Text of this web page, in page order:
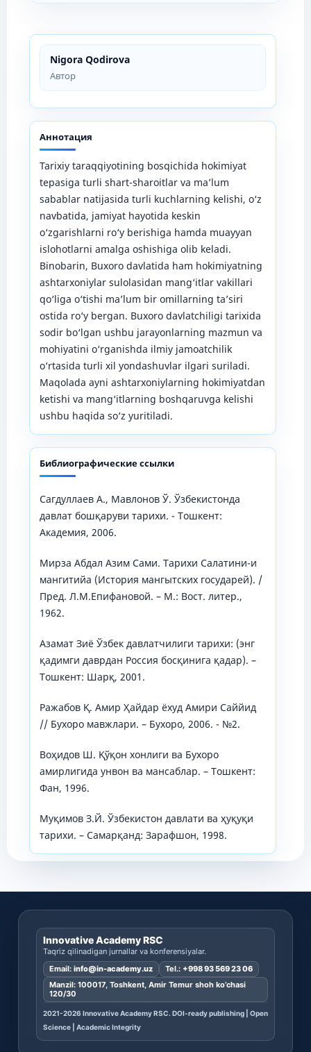
Nigora Qodirova
Автор
Аннотация
Tarixiy taraqqiyotining bosqichida hokimiyat
tepasiga turli shart-sharoitlar va ma’lum
sabablar natijasida turli kuchlarning kelishi, o‘z
navbatida, jamiyat hayotida keskin
o‘zgarishlarni ro‘y berishiga hamda muayyan
islohotlarni amalga oshishiga olib keladi.
Binobarin, Buxoro davlatida ham hokimiyatning
ashtarxoniylar sulolasidan mang‘itlar vakillari
qo‘liga o‘tishi ma’lum bir omillarning ta’siri
ostida ro‘y bergan. Buxoro davlatchiligi tarixida
sodir bo‘lgan ushbu jarayonlarning mazmun va
mohiyatini o‘rganishda ilmiy jamoatchilik
o‘rtasida turli xil yondashuvlar ilgari suriladi.
Maqolada ayni ashtarxoniylarning hokimiyatdan
ketishi va mang‘itlarning boshqaruvga kelishi
ushbu haqida so‘z yuritiladi.
Библиографические ссылки
Сагдуллаев А., Мавлонов Ў. Ўзбекистонда
давлат бошқаруви тарихи. - Тошкент:
Академия, 2006.
Мирза Абдал Азим Сами. Тарихи Салатини-и
мангитийа (История мангытских государей). /
Пред. Л.М.Епифановой. – М.: Вост. литер.,
1962.
Азамат Зиё Ўзбек давлатчилиги тарихи: (энг
қадимги даврдан Россия босқинига қадар). –
Тошкент: Шарқ, 2001.
Ражабов Қ. Амир Ҳайдар ёхуд Амири Саййид
// Бухоро мавжлари. – Бухоро, 2006. - №2.
Воҳидов Ш. Қўқон хонлиги ва Бухоро
амирлигида унвон ва мансаблар. – Тошкент:
Фан, 1996.
Муқимов З.Й. Ўзбекистон давлати ва ҳуқуқи
тарихи. – Самарқанд: Зарафшон, 1998.
Innovative Academy RSC
Taqriz qilinadigan jurnallar va konferensiyalar.
Email: info@in-academy.uz Tel.: +998 93 569 23 06
Manzil: 100017, Toshkent, Amir Temur shoh ko’chasi
120/30
2021-2026 Innovative Academy RSC. DOI-ready publishing | Open
Science | Academic Integrity